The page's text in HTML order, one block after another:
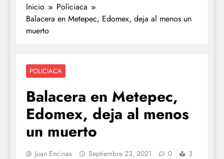
Inicio
Policiaca
Balacera en Metepec, Edomex, deja al menos un
muerto
POLICIACA
Balacera en Metepec,
Edomex, deja al menos
un muerto
Juan Encinas Septiembre 23, 2021 0
3